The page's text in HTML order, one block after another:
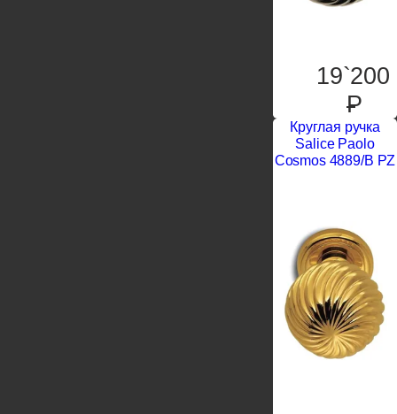
19`200
P
Круглая ручка
Salice Paolo
Cosmos 4889/B PZ